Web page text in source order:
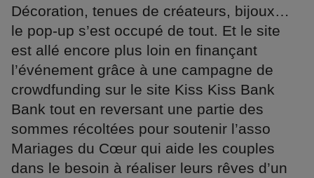
Décoration, tenues de créateurs, bijoux…
le pop-up s’est occupé de tout. Et le site
est allé encore plus loin en finançant
l’événement grâce à une campagne de
crowdfunding sur le site Kiss Kiss Bank
Bank tout en reversant une partie des
sommes récoltées pour soutenir l’asso
Mariages du Cœur qui aide les couples
dans le besoin à réaliser leurs rêves d’un